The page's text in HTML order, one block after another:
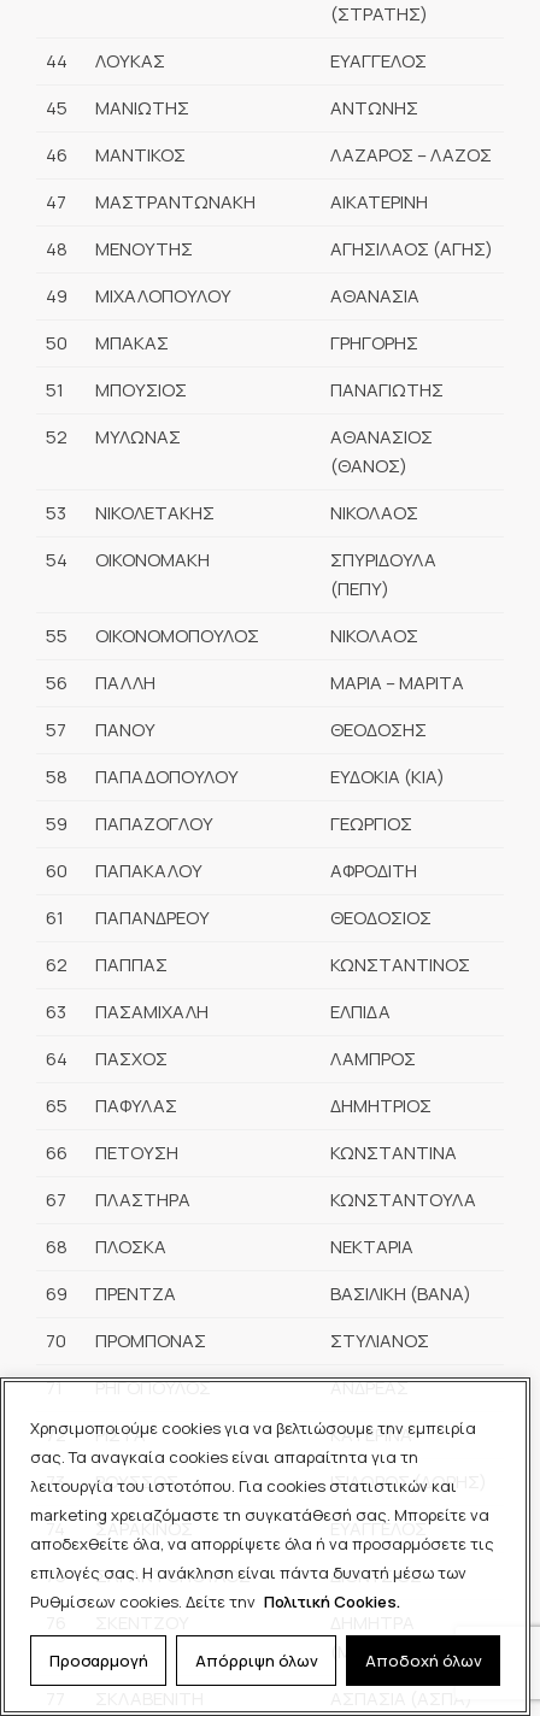
Χρησιμοποιούμε cookies για να βελτιώσουμε την εμπειρία
σας. Τα αναγκαία cookies είναι απαραίτητα για τη
λειτουργία του ιστοτόπου. Για cookies στατιστικών και
marketing χρειαζόμαστε τη συγκατάθεσή σας. Μπορείτε να
αποδεχθείτε όλα, να απορρίψετε όλα ή να προσαρμόσετε τις
επιλογές σας. Η ανάκληση είναι πάντα δυνατή μέσω των
Ρυθμίσεων cookies. Δείτε την Πολιτική Cookies.
Προσαρμογή Απόρριψη όλων Αποδοχή όλων
(ΣΤΡΑΤΗΣ)
44
ΛΟΥΚΑΣ
ΕΥΑΓΓΕΛΟΣ
45
ΜΑΝΙΩΤΗΣ
ΑΝΤΩΝΗΣ
46
ΜΑΝΤΙΚΟΣ
ΛΑΖΑΡΟΣ – ΛΑΖΟΣ
47
ΜΑΣΤΡΑΝΤΩΝΑΚΗ
ΑΙΚΑΤΕΡΙΝΗ
48
ΜΕΝΟΥΤΗΣ
ΑΓΗΣΙΛΑΟΣ (ΑΓΗΣ)
49
ΜΙΧΑΛΟΠΟΥΛΟΥ
ΑΘΑΝΑΣΙΑ
50
ΜΠΑΚΑΣ
ΓΡΗΓΟΡΗΣ
51
ΜΠΟΥΣΙΟΣ
ΠΑΝΑΓΙΩΤΗΣ
52
ΜΥΛΩΝΑΣ
ΑΘΑΝΑΣΙΟΣ
(ΘΑΝΟΣ)
53
ΝΙΚΟΛΕΤΑΚΗΣ
ΝΙΚΟΛΑΟΣ
54
ΟΙΚΟΝΟΜΑΚΗ
ΣΠΥΡΙΔΟΥΛΑ
(ΠΕΠΥ)
55
ΟΙΚΟΝΟΜΟΠΟΥΛΟΣ
ΝΙΚΟΛΑΟΣ
56
ΠΑΛΛΗ
ΜΑΡΙΑ – ΜΑΡΙΤΑ
57
ΠΑΝΟΥ
ΘΕΟΔΟΣΗΣ
58
ΠΑΠΑΔΟΠΟΥΛΟΥ
ΕΥΔΟΚΙΑ (ΚΙΑ)
59
ΠΑΠΑΖΟΓΛΟΥ
ΓΕΩΡΓΙΟΣ
60
ΠΑΠΑΚΑΛΟΥ
ΑΦΡΟΔΙΤΗ
61
ΠΑΠΑΝΔΡΕΟΥ
ΘΕΟΔΟΣΙΟΣ
62
ΠΑΠΠΑΣ
ΚΩΝΣΤΑΝΤΙΝΟΣ
63
ΠΑΣΑΜΙΧΑΛΗ
ΕΛΠΙΔΑ
64
ΠΑΣΧΟΣ
ΛΑΜΠΡΟΣ
65
ΠΑΦΥΛΑΣ
ΔΗΜΗΤΡΙΟΣ
66
ΠΕΤΟΥΣΗ
ΚΩΝΣΤΑΝΤΙΝΑ
67
ΠΛΑΣΤΗΡΑ
ΚΩΝΣΤΑΝΤΟΥΛΑ
68
ΠΛΟΣΚΑ
ΝΕΚΤΑΡΙΑ
69
ΠΡΕΝΤΖΑ
ΒΑΣΙΛΙΚΗ (ΒΑΝΑ)
70
ΠΡΟΜΠΟΝΑΣ
ΣΤΥΛΙΑΝΟΣ
71
ΡΗΓΟΠΟΥΛΟΣ
ΑΝΔΡΕΑΣ
72
ΡΙΣΤΑ
ΚΑΤΕΡΙΝΑ
73
ΡΟΥΣΣΟΣ
ΙΣΙΔΩΡΟΣ (ΔΩΡΗΣ)
74
ΣΑΡΑΚΙΝΟΣ
ΕΥΑΓΓΕΛΟΣ
75
ΣΑΡΑΝΤΟΠΟΥΛΟΣ
ΔΙΟΝΥΣΙΟΣ
(ΜΗΤΣΗ)